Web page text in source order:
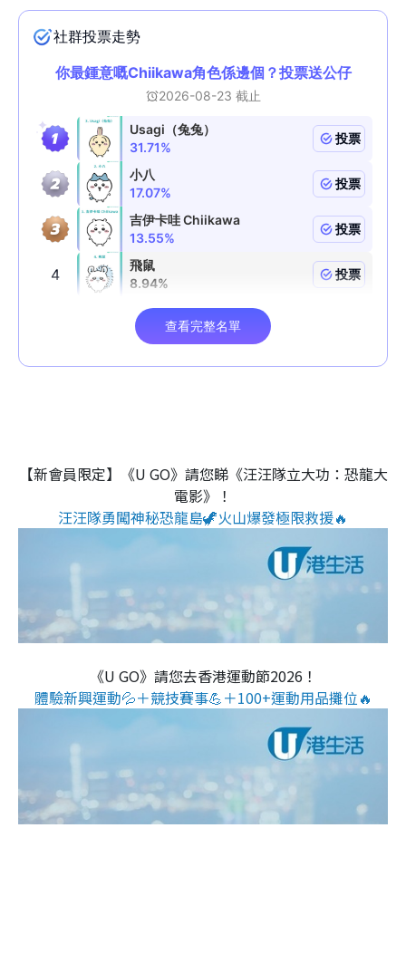
【新會員限定】《U GO》請您睇《汪汪隊立大功：恐龍大
電影》！
汪汪隊勇闖神秘恐龍島🦖火山爆發極限救援🔥
《U GO》請您去香港運動節2026！
體驗新興運動💦＋競技賽事💪＋100+運動用品攤位🔥